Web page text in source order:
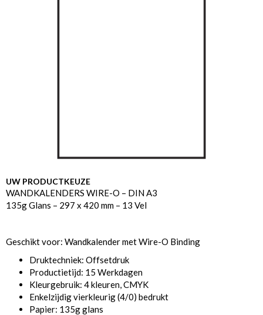
UW PRODUCTKEUZE
WANDKALENDERS WIRE-O – DIN A3
135g Glans – 297 x 420 mm – 13 Vel
Geschikt voor: Wandkalender met Wire-O Binding
Druktechniek: Offsetdruk
Productietijd: 15 Werkdagen
Kleurgebruik: 4 kleuren, CMYK
Enkelzijdig vierkleurig (4/0) bedrukt
Papier: 135g glans